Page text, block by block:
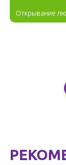
Открывание